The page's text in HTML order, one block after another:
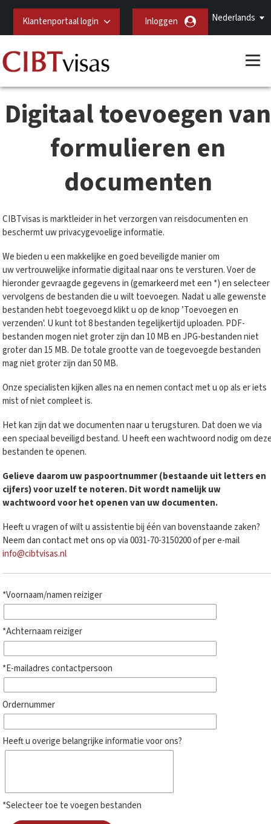
Nederlands
Klantenportaal login Inloggen
Digitaal toevoegen van
formulieren en
documenten
CIBTvisas is marktleider in het verzorgen van reisdocumenten en
beschermt uw privacygevoelige informatie.
We bieden u een makkelijke en goed beveiligde manier om
uw vertrouwelijke informatie digitaal naar ons te versturen. Voer de
hieronder gevraagde gegevens in (gemarkeerd met een *) en selecteer
vervolgens de bestanden die u wilt toevoegen. Nadat u alle gewenste
bestanden hebt toegevoegd klikt u op de knop ’Toevoegen en
verzenden'. U kunt tot 8 bestanden tegelijkertijd uploaden. PDF-
bestanden mogen niet groter zijn dan 10 MB en JPG-bestanden niet
groter dan 15 MB. De totale grootte van de toegevoegde bestanden
mag niet groter zijn dan 50 MB.
Onze specialisten kijken alles na en nemen contact met u op als er iets
mist of niet compleet is.
Het kan zijn dat we documenten naar u terugsturen. Dat doen we via
een speciaal beveiligd bestand. U heeft een wachtwoord nodig om
bestanden te openen.
Gelieve daarom uw paspoortnummer (bestaande uit letters en
cijfers) voor uzelf te noteren. Dit wordt namelijk uw
wachtwoord voor het openen van uw documenten.
Heeft u vragen of wilt u assistentie bij één van bovenstaande zaken?
Neem dan contact met ons op via 0031-70-3150200 of per e-mail
info@cibtvisas.nl
*Voornaam/namen reiziger
*Achternaam reiziger
*E-mailadres contactpersoon
Ordernummer
Heeft u overige belangrijke informatie voor ons?
*Selecteer toe te voegen bestanden